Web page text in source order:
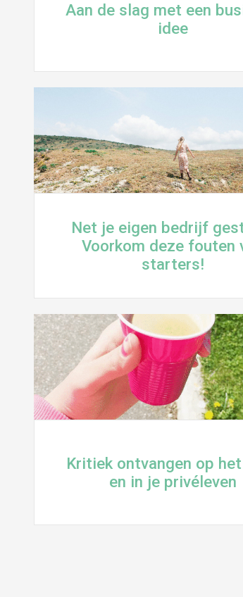
Aan de slag met een
idee
Net je eigen bedrijf
Voorkom deze fouten
starters!
Kritiek ontvangen op
en in je privéleven